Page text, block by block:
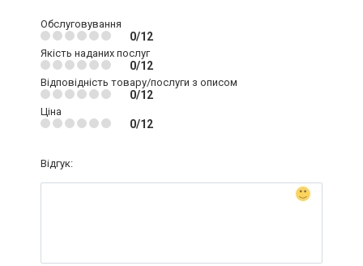
Обслуговування
0/12
Якість наданих послуг
0/12
Відповідність товару/послуги з описом
0/12
Ціна
0/12
Відгук: